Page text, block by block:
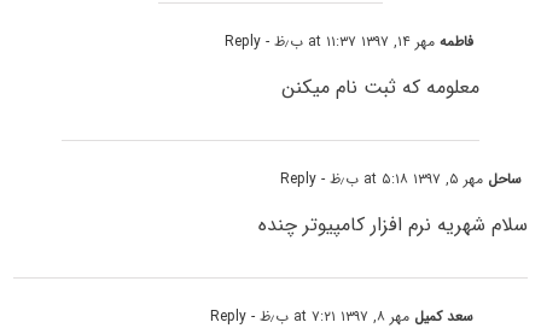
فاطمهمهر ۱۴, ۱۳۹۷ at ۱۱:۳۷ ب٫ظ - Reply
معلومه که ثبت نام میکنن
ساحل مهر ۵, ۱۳۹۷ at ۵:۱۸ ب٫ظ - Reply
سلام شهریه نرم افزار کامپیوتر چنده
سعد کمیل مهر ۸, ۱۳۹۷ at ۷:۲۱ ب٫ظ - Reply